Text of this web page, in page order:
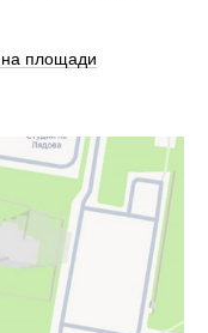
на площади